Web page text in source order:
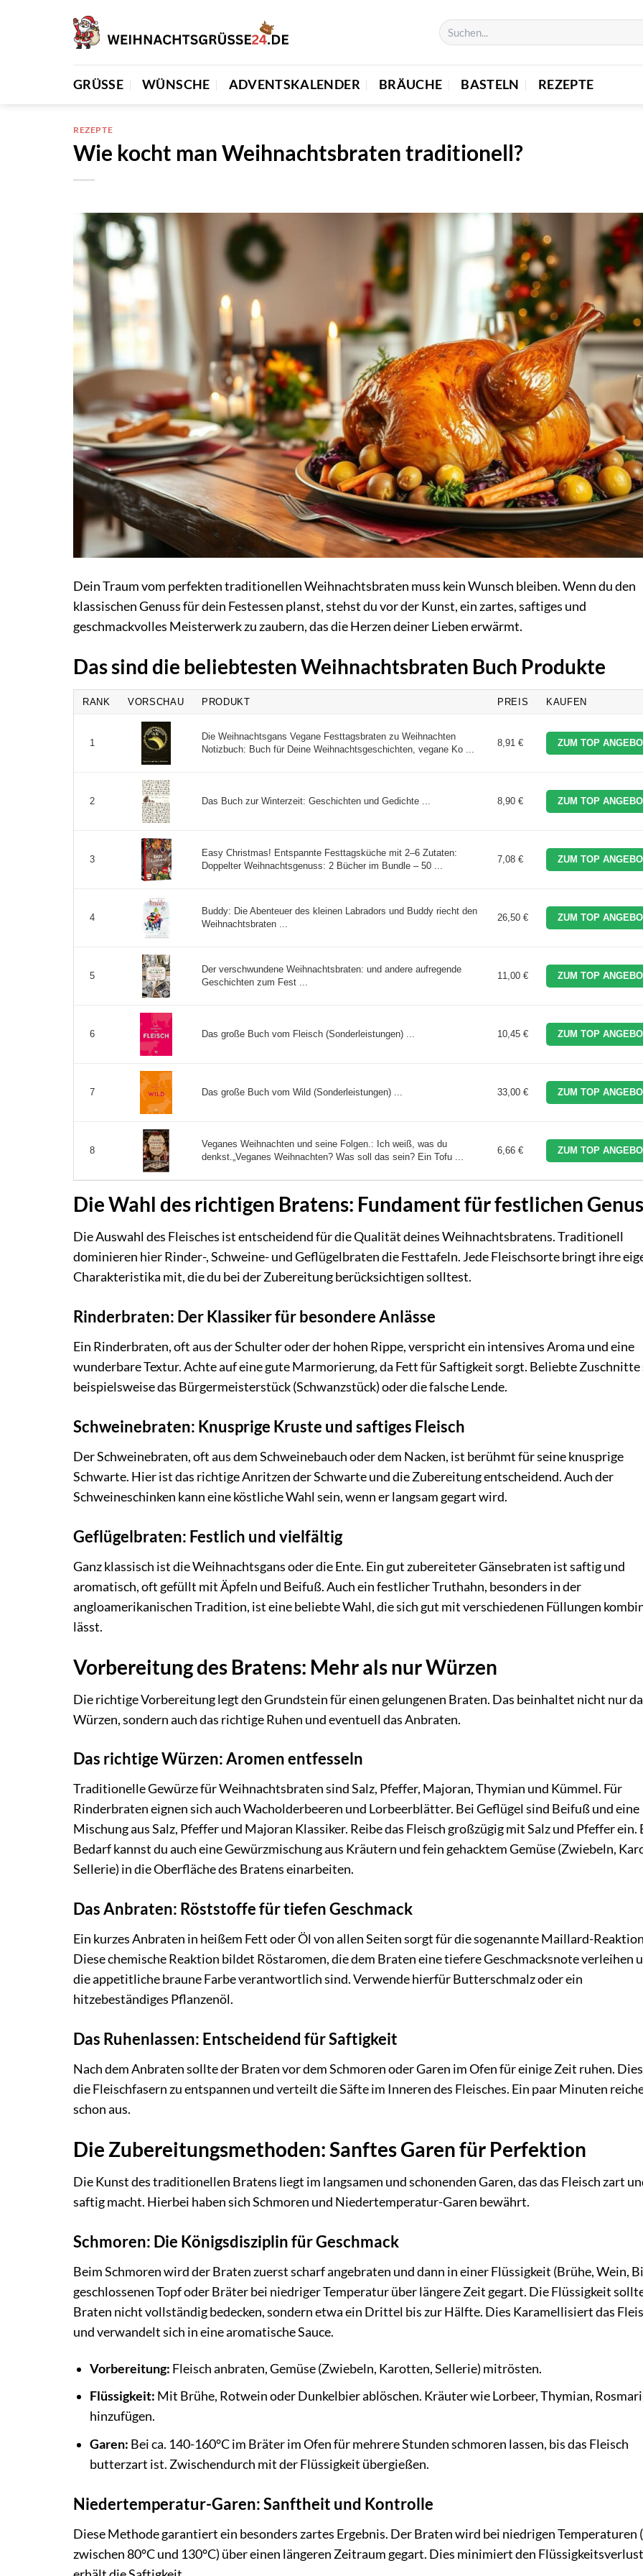
GRÜSSE WÜNSCHE ADVENTSKALENDER BRÄUCHE BASTELN REZEPTE
REZEPTE
Wie kocht man Weihnachtsbraten traditionell?
Dein Traum vom perfekten traditionellen Weihnachtsbraten muss kein Wunsch bleiben. Wenn du den
klassischen Genuss für dein Festessen planst, stehst du vor der Kunst, ein zartes, saftiges und
geschmackvolles Meisterwerk zu zaubern, das die Herzen deiner Lieben erwärmt.
Das sind die beliebtesten Weihnachtsbraten Buch Produkte
RANK VORSCHAU PRODUKT PREIS KAUFEN
1
Die Weihnachtsgans Vegane Festtagsbraten zu Weihnachten
Notizbuch: Buch für Deine Weihnachtsgeschichten, vegane Ko ...
8,91 € ZUM TOP
2 Das Buch zur Winterzeit: Geschichten und Gedichte ... 8,90 € ZUM TOP
3
Easy Christmas! Entspannte Festtagsküche mit 2–6 Zutaten:
Doppelter Weihnachtsgenuss: 2 Bücher im Bundle – 50 ...
7,08 € ZUM TOP
4
Buddy: Die Abenteuer des kleinen Labradors und Buddy riecht den
Weihnachtsbraten ...
26,50 € ZUM TOP
5
Der verschwundene Weihnachtsbraten: und andere aufregende
Geschichten zum Fest ...
11,00 € ZUM TOP
6 Das große Buch vom Fleisch (Sonderleistungen) ... 10,45 € ZUM TOP
7 Das große Buch vom Wild (Sonderleistungen) ... 33,00 € ZUM TOP
8
Veganes Weihnachten und seine Folgen.: Ich weiß, was du
denkst.„Veganes Weihnachten? Was soll das sein? Ein Tofu ...
6,66 € ZUM TOP
Die Wahl des richtigen Bratens: Fundament für festlichen
Die Auswahl des Fleisches ist entscheidend für die Qualität deines Weihnachtsbratens. Traditionell
dominieren hier Rinder-, Schweine- und Geflügelbraten die Festtafeln. Jede Fleischsorte bringt ihre
Charakteristika mit, die du bei der Zubereitung berücksichtigen solltest.
Rinderbraten: Der Klassiker für besondere Anlässe
Ein Rinderbraten, oft aus der Schulter oder der hohen Rippe, verspricht ein intensives Aroma und eine
wunderbare Textur. Achte auf eine gute Marmorierung, da Fett für Saftigkeit sorgt. Beliebte Zuschnitte
beispielsweise das Bürgermeisterstück (Schwanzstück) oder die falsche Lende.
Schweinebraten: Knusprige Kruste und saftiges Fleisch
Der Schweinebraten, oft aus dem Schweinebauch oder dem Nacken, ist berühmt für seine knusprige
Schwarte. Hier ist das richtige Anritzen der Schwarte und die Zubereitung entscheidend. Auch der
Schweineschinken kann eine köstliche Wahl sein, wenn er langsam gegart wird.
Geflügelbraten: Festlich und vielfältig
Ganz klassisch ist die Weihnachtsgans oder die Ente. Ein gut zubereiteter Gänsebraten ist saftig und
aromatisch, oft gefüllt mit Äpfeln und Beifuß. Auch ein festlicher Truthahn, besonders in der
angloamerikanischen Tradition, ist eine beliebte Wahl, die sich gut mit verschiedenen Füllungen
lässt.
Vorbereitung des Bratens: Mehr als nur Würzen
Die richtige Vorbereitung legt den Grundstein für einen gelungenen Braten. Das beinhaltet nicht nur
Würzen, sondern auch das richtige Ruhen und eventuell das Anbraten.
Das richtige Würzen: Aromen entfesseln
Traditionelle Gewürze für Weihnachtsbraten sind Salz, Pfeffer, Majoran, Thymian und Kümmel. Für
Rinderbraten eignen sich auch Wacholderbeeren und Lorbeerblätter. Bei Geflügel sind Beifuß und eine
Mischung aus Salz, Pfeffer und Majoran Klassiker. Reibe das Fleisch großzügig mit Salz und Pfeffer ein.
Bedarf kannst du auch eine Gewürzmischung aus Kräutern und fein gehacktem Gemüse (Zwiebeln,
Sellerie) in die Oberfläche des Bratens einarbeiten.
Das Anbraten: Röststoffe für tiefen Geschmack
Ein kurzes Anbraten in heißem Fett oder Öl von allen Seiten sorgt für die sogenannte Maillard-
Diese chemische Reaktion bildet Röstaromen, die dem Braten eine tiefere Geschmacksnote verleihen
die appetitliche braune Farbe verantwortlich sind. Verwende hierfür Butterschmalz oder ein
hitzebeständiges Pflanzenöl.
Das Ruhenlassen: Entscheidend für Saftigkeit
Nach dem Anbraten sollte der Braten vor dem Schmoren oder Garen im Ofen für einige Zeit ruhen.
die Fleischfasern zu entspannen und verteilt die Säfte im Inneren des Fleisches. Ein paar Minuten
schon aus.
Die Zubereitungsmethoden: Sanftes Garen für Perfektion
Die Kunst des traditionellen Bratens liegt im langsamen und schonenden Garen, das das Fleisch zart
saftig macht. Hierbei haben sich Schmoren und Niedertemperatur-Garen bewährt.
Schmoren: Die Königsdisziplin für Geschmack
Beim Schmoren wird der Braten zuerst scharf angebraten und dann in einer Flüssigkeit (Brühe, Wein,
geschlossenen Topf oder Bräter bei niedriger Temperatur über längere Zeit gegart. Die Flüssigkeit
Braten nicht vollständig bedecken, sondern etwa ein Drittel bis zur Hälfte. Dies Karamellisiert das
und verwandelt sich in eine aromatische Sauce.
Vorbereitung: Fleisch anbraten, Gemüse (Zwiebeln, Karotten, Sellerie) mitrösten.
Flüssigkeit: Mit Brühe, Rotwein oder Dunkelbier ablöschen. Kräuter wie Lorbeer, Thymian,
hinzufügen.
Garen: Bei ca. 140-160°C im Bräter im Ofen für mehrere Stunden schmoren lassen, bis das Fleisch
butterzart ist. Zwischendurch mit der Flüssigkeit übergießen.
Niedertemperatur-Garen: Sanftheit und Kontrolle
Diese Methode garantiert ein besonders zartes Ergebnis. Der Braten wird bei niedrigen Temperaturen
zwischen 80°C und 130°C) über einen längeren Zeitraum gegart. Dies minimiert den